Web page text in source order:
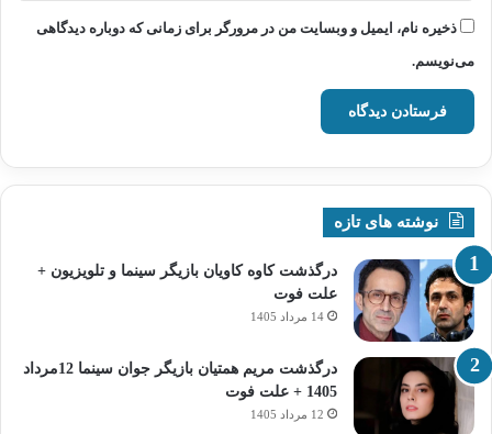
ذخیره نام، ایمیل و وبسایت من در مرورگر برای زمانی که دوباره دیدگاهی
می‌نویسم.
نوشته های تازه
درگذشت کاوه کاویان بازیگر سینما و تلویزیون +
علت فوت
14 مرداد 1405
درگذشت مریم همتیان بازیگر جوان سینما 12مرداد
1405 + علت فوت
12 مرداد 1405